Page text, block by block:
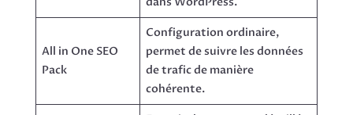
All in One SEO
Pack
Configuration ordinaire,
permet de suivre les données
de trafic de manière
cohérente.